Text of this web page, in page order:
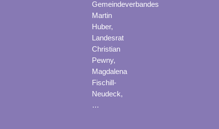
Gemeindeverbandes
Martin
Huber,
Landesrat
Christian
Pewny,
Magdalena
Fischill-
Neudeck,
…